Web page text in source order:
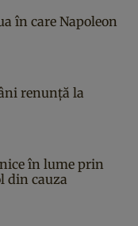
în care Napoleon
renunță la
în lume prin
din cauza